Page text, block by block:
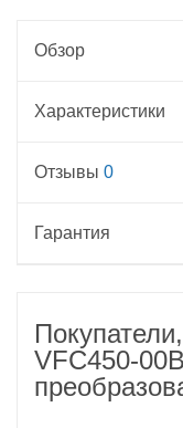
Обзор
Характеристики
Отзывы 0
Гарантия
VFC450-